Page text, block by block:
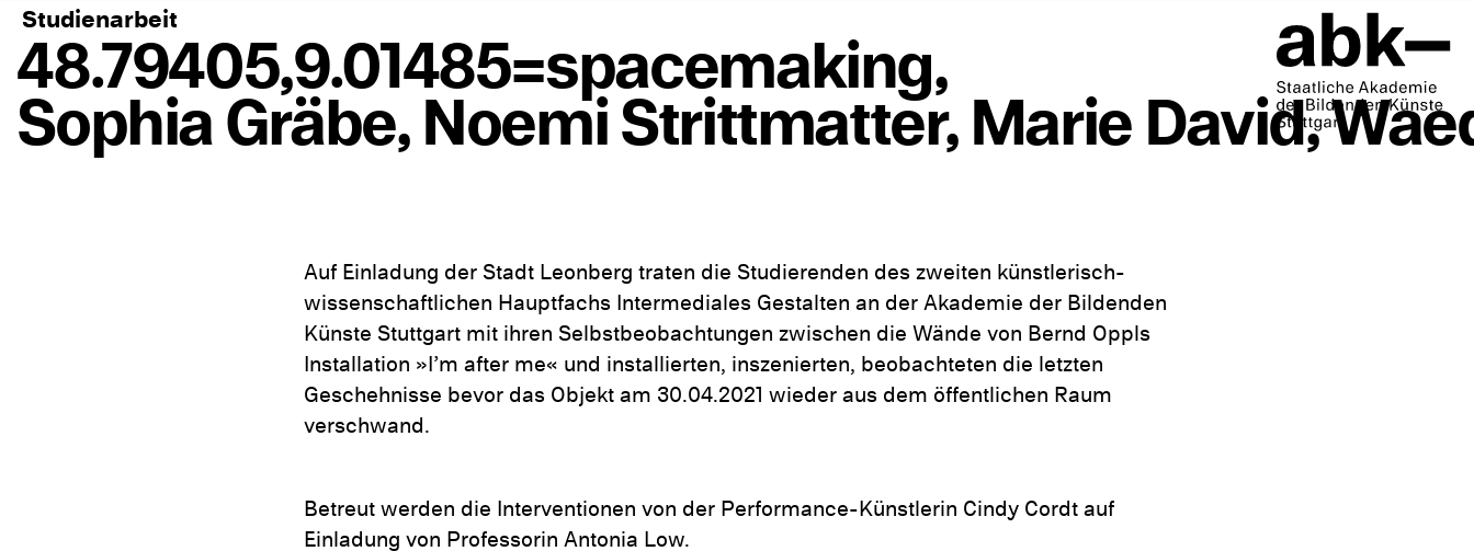
Studienarbeit
48.79405,9.01485=spacemaking,
Sophia Gräbe, Noemi Strittmatter, Marie David,
Auf Einladung der Stadt Leonberg traten die Studierenden des zweiten künstlerisch-
wissenschaftlichen Hauptfachs Intermediales Gestalten an der Akademie der Bildenden
Künste Stuttgart mit ihren Selbstbeobachtungen zwischen die Wände von Bernd Oppls
Installation »I’m after me« und installierten, inszenierten, beobachteten die letzten
Geschehnisse bevor das Objekt am 30.04.2021 wieder aus dem öffentlichen Raum
verschwand.
Betreut werden die Interventionen von der Performance-Künstlerin Cindy Cordt auf
Einladung von Professorin Antonia Low.